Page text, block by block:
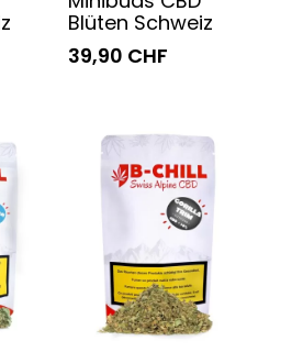
Blüten Schweiz
39,90 CHF